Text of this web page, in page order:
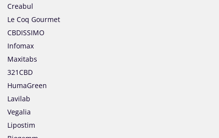
Creabul
Le Coq Gourmet
CBDISSIMO
Infomax
Maxitabs
321CBD
HumaGreen
Lavilab
Vegalia
Lipostim